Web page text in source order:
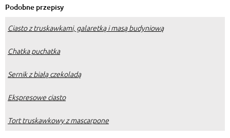
Podobne przepisy
Ciasto z truskawkami, galaretką i masą budyniową
Chatka puchatka
Sernik z białą czekoladą
Ekspresowe ciasto
Tort truskawkowy z mascarpone